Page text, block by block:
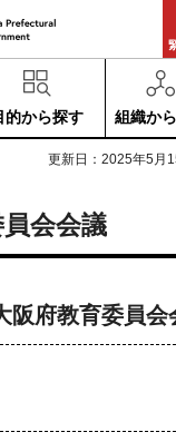
的から探す 組織か
更新日：2025年5月
会会議
阪府教育委員会